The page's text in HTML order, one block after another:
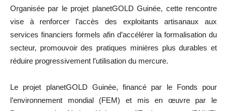
Organisée par le projet planetGOLD Guinée, cette rencontre
vise à renforcer l’accès des exploitants artisanaux aux
services financiers formels afin d’accélérer la formalisation du
secteur, promouvoir des pratiques minières plus durables et
réduire progressivement l’utilisation du mercure.
Le projet planetGOLD Guinée, financé par le Fonds pour
l’environnement mondial (FEM) et mis en œuvre par le